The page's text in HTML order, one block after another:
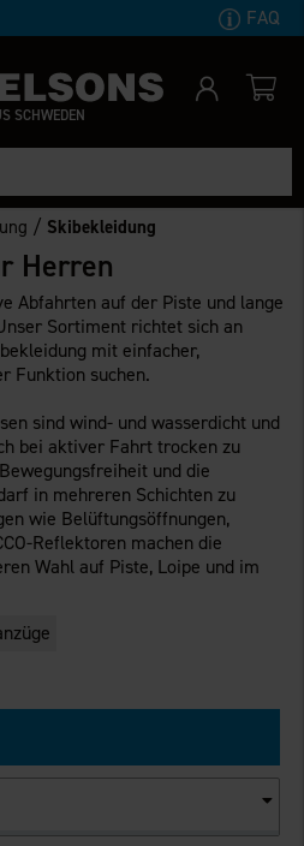
FAQ
SCHWEDEN
/ Skibekleidung
Herren
Abfahrten auf der Piste und lange
Sortiment richtet sich an
mit einfacher,
Funktion suchen.
sind wind- und wasserdicht und
bei aktiver Fahrt trocken zu
und die
in mehreren Schichten zu
wie Belüftungsöffnungen,
Reflektoren machen die
Wahl auf Piste, Loipe und im